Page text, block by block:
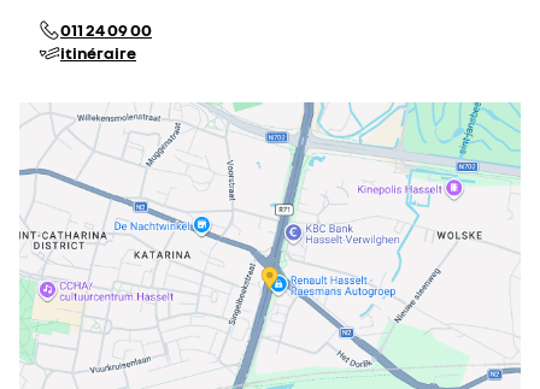
011 24 09 00
itinéraire